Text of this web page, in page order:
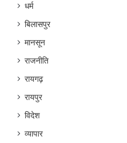
धर्म
बिलासपुर
मानसून
राजनीति
रायगढ़
रायपुर
विदेश
व्यापार